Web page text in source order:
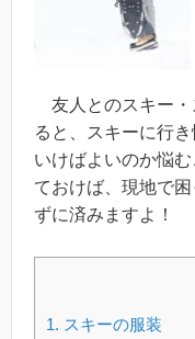
友人とのスキー・
ると、スキーに行
いけばよいのか悩
ておけば、現地で
ずに済みますよ！
1. スキーの服装